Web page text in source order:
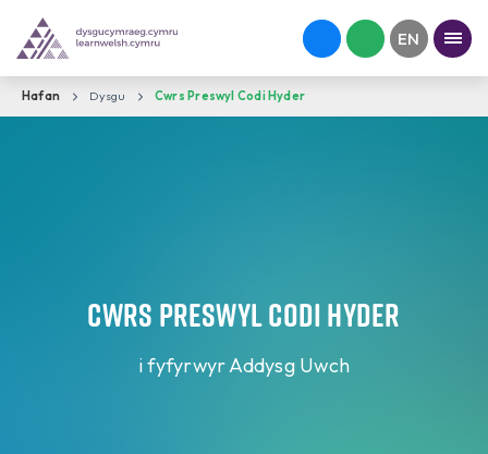
Hafan Dysgu Cwrs Preswyl Codi Hyder
Cwrs Preswyl Codi Hyder
i fyfyrwyr Addysg Uwch